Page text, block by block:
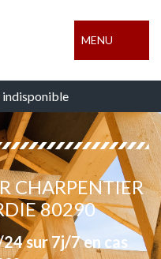
MENU
indisponible
CHARPENTIER
80290
sur 7j/7 en cas